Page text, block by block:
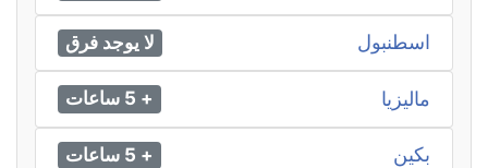
اسطنبول لا يوجد فرق
ماليزيا + 5 ساعات
بكين + 5 ساعات